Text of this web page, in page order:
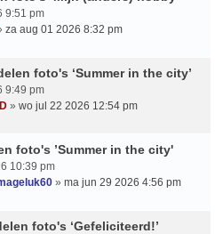
9:51 pm
za aug 01 2026 8:32 pm
foto's ‘Summer in the city’
9:49 pm
» wo jul 22 2026 12:54 pm
foto's ’Summer in the city'
10:39 pm
» ma jun 29 2026 4:56 pm
foto's ‘Gefeliciteerd!’